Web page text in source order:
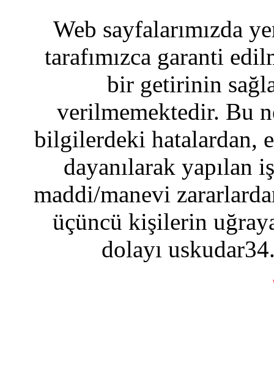
Web sayfalarımızda
tarafımızca garanti
bir getirinin
verilmemektedir. Bu
bilgilerdeki hatalardan,
dayanılarak yapılan
maddi/manevi
üçüncü kişilerin
dolayı